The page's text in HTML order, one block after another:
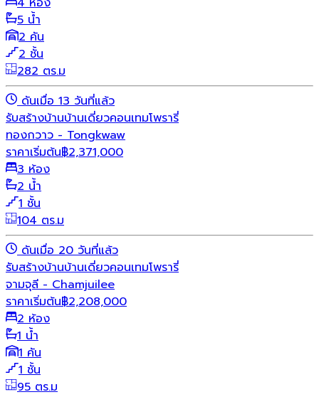
5 น้ำ
2 คัน
2 ชั้น
282 ตร.ม
ดันเมื่อ 13 วันที่แล้ว
รับสร้างบ้านบ้านเดี่ยวคอนเทมโพรารี่
ทองกวาว - Tongkwaw
ราคาเริ่มต้น฿2,371,000
3 ห้อง
2 น้ำ
1 ชั้น
104 ตร.ม
ดันเมื่อ 20 วันที่แล้ว
รับสร้างบ้านบ้านเดี่ยวคอนเทมโพรารี่
จามจุลี - Chamjuilee
ราคาเริ่มต้น฿2,208,000
2 ห้อง
1 น้ำ
1 คัน
1 ชั้น
95 ตร.ม